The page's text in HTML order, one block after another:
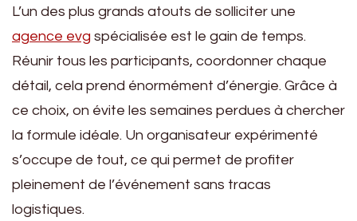
L’un des plus grands atouts de solliciter une
agence evg spécialisée est le gain de temps.
Réunir tous les participants, coordonner chaque
détail, cela prend énormément d’énergie. Grâce à
ce choix, on évite les semaines perdues à chercher
la formule idéale. Un organisateur expérimenté
s’occupe de tout, ce qui permet de profiter
pleinement de l’événement sans tracas
logistiques.